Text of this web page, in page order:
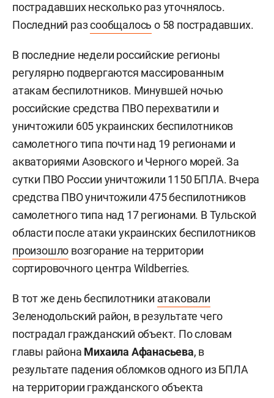
пострадавших несколько раз уточнялось.
Последний разсообщалось о 58 пострадавших.
В последние недели российские регионы
регулярно подвергаются массированным
атакам беспилотников. Минувшей ночью
российские средства ПВО перехватили и
уничтожили 605 украинских беспилотников
самолетного типа почти над 19 регионами и
акваториями Азовского и Черного морей. За
сутки ПВО России уничтожили 1150 БПЛА. Вчера
средства ПВО уничтожили 475 беспилотников
самолетного типа над 17 регионами. В Тульской
области после атаки украинских беспилотников
произошло возгорание на территории
сортировочного центра Wildberries.
В тот же день беспилотники атаковали
Зеленодольский район, в результате чего
пострадал гражданский объект. По словам
главы района Михаила Афанасьева, в
результате падения обломков одного из БПЛА
на территории гражданского объекта